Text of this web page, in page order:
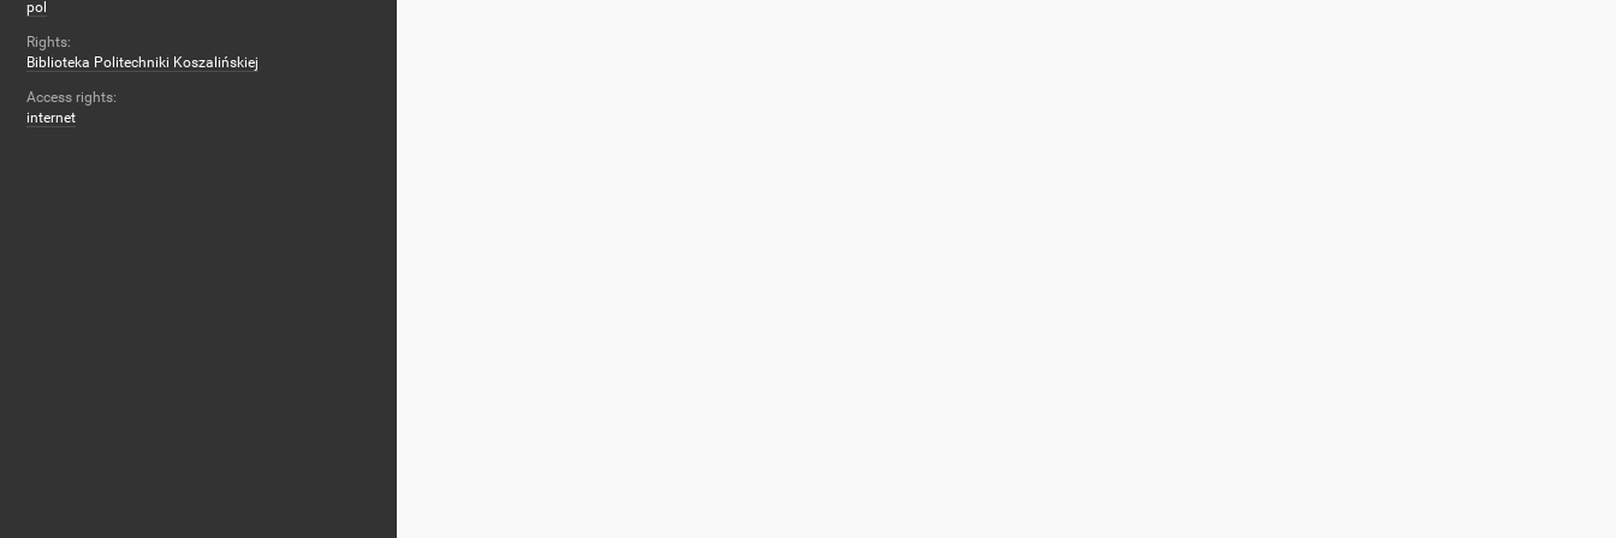
pol
Rights:
Biblioteka Politechniki Koszalińskiej
Access rights:
internet